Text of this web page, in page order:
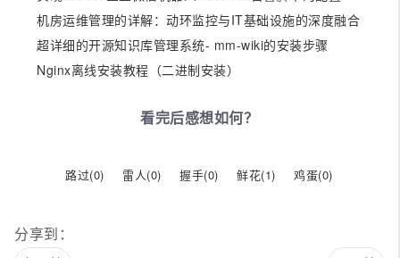
机房运维管理的详解：动环监控与IT基础设施的深度融合
超详细的开源知识库管理系统- mm-wiki的安装步骤
Nginx离线安装教程（二进制安装）
看完后感想如何？
路过(0) 雷人(0) 握手(0) 鲜花(1) 鸡蛋(0)
分享到：